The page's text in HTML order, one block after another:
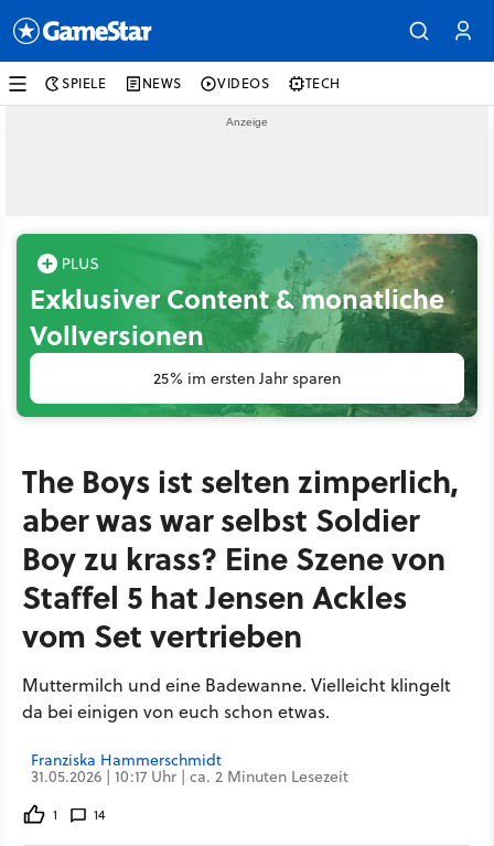
SPIELE NEWS VIDEOS TECH
Exklusiver Content & monatliche
Vollversionen
25% im ersten Jahr sparen
The Boys ist selten zimperlich,
aber was war selbst Soldier
Boy zu krass? Eine Szene von
Staffel 5 hat Jensen Ackles
vom Set vertrieben
Muttermilch und eine Badewanne. Vielleicht klingelt
da bei einigen von euch schon etwas.
Franziska Hammerschmidt
31.05.2026 | 10:17 Uhr | ca. 2 Minuten Lesezeit
1 14